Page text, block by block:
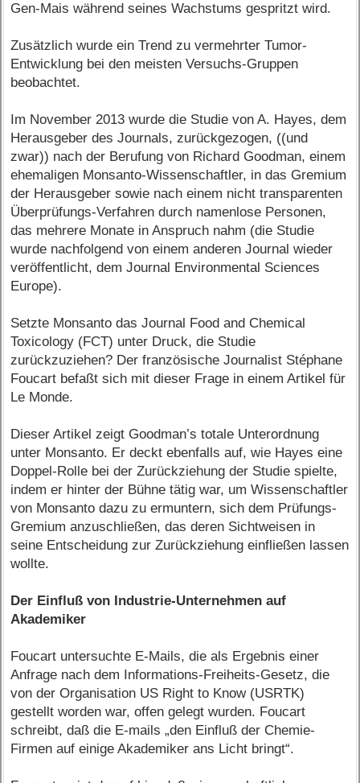
Gen-Mais während seines Wachstums gespritzt wird.
Zusätzlich wurde ein Trend zu vermehrter Tumor-
Entwicklung bei den meisten Versuchs-Gruppen
beobachtet.
Im November 2013 wurde die Studie von A. Hayes, dem
Herausgeber des Journals, zurückgezogen, ((und
zwar)) nach der Berufung von Richard Goodman, einem
ehemaligen Monsanto-Wissenschaftler, in das Gremium
der Herausgeber sowie nach einem nicht transparenten
Überprüfungs-Verfahren durch namenlose Personen,
das mehrere Monate in Anspruch nahm (die Studie
wurde nachfolgend von einem anderen Journal wieder
veröffentlicht, dem Journal Environmental Sciences
Europe).
Setzte Monsanto das Journal Food and Chemical
Toxicology (FCT) unter Druck, die Studie
zurückzuziehen? Der französische Journalist Stéphane
Foucart befaßt sich mit dieser Frage in einem Artikel für
Le Monde.
Dieser Artikel zeigt Goodman’s totale Unterordnung
unter Monsanto. Er deckt ebenfalls auf, wie Hayes eine
Doppel-Rolle bei der Zurückziehung der Studie spielte,
indem er hinter der Bühne tätig war, um Wissenschaftler
von Monsanto dazu zu ermuntern, sich dem Prüfungs-
Gremium anzuschließen, das deren Sichtweisen in
seine Entscheidung zur Zurückziehung einfließen lassen
wollte.
Der Einfluß von Industrie-Unternehmen auf
Akademiker
Foucart untersuchte E-Mails, die als Ergebnis einer
Anfrage nach dem Informations-Freiheits-Gesetz, die
von der Organisation US Right to Know (USRTK)
gestellt worden war, offen gelegt wurden. Foucart
schreibt, daß die E-mails „den Einfluß der Chemie-
Firmen auf einige Akademiker ans Licht bringt“.